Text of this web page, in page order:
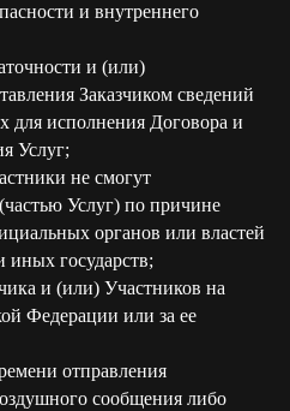
и внутреннего
и (или)
Заказчиком сведений
для исполнения Договора и
Услуг;
не смогут
Услуг) по причине
органов или властей
государств;
и (или) Участников на
Федерации или за ее
отправления
сообщения либо